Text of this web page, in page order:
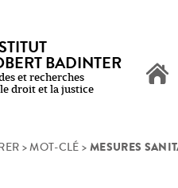
BADINTER
et recherches
droit et la justice
>MOT-CLÉ > MESURES